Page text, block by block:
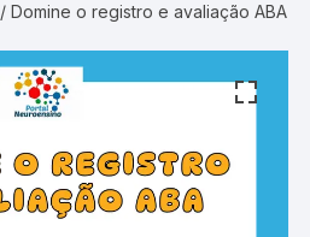
/ Domine o registro e avaliação ABA